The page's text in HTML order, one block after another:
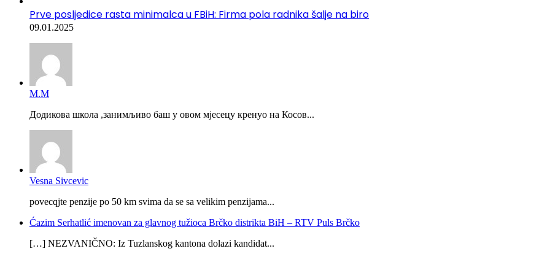
Prve posljedice rasta minimalca u FBiH: Firma pola radnika šalje na biro
09.01.2025
М.М
Додикова школа ,занимљиво баш у овом мјесецу кренуо на Косов...
Vesna Sivcevic
povecqjte penzije po 50 km svima da se sa velikim penzijama...
Ćazim Serhatlić imenovan za glavnog tužioca Brčko distrikta BiH – RTV Puls Brčko
[…] NEZVANIČNO: Iz Tuzlanskog kantona dolazi kandidat...